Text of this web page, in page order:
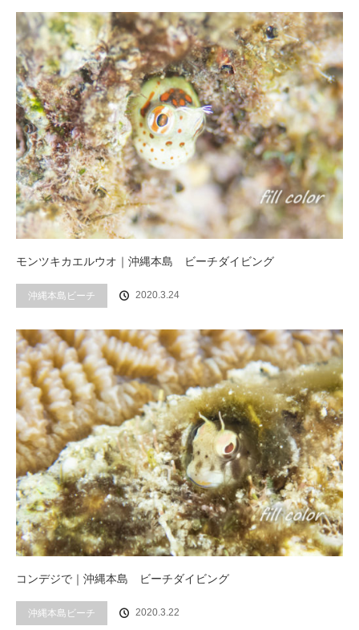
モンツキカエルウオ｜沖縄本島 ビーチダイビング
沖縄本島ビーチ 2020.3.24
コンデジで｜沖縄本島 ビーチダイビング
沖縄本島ビーチ 2020.3.22